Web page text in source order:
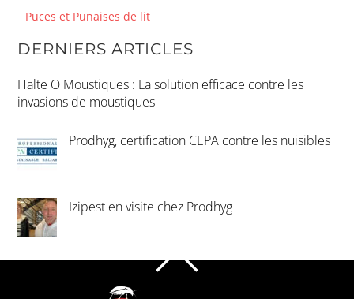
Puces et Punaises de lit
DERNIERS ARTICLES
Halte O Moustiques : La solution efficace contre les
invasions de moustiques
Prodhyg, certification CEPA contre les nuisibles
Izipest en visite chez Prodhyg
HAUT